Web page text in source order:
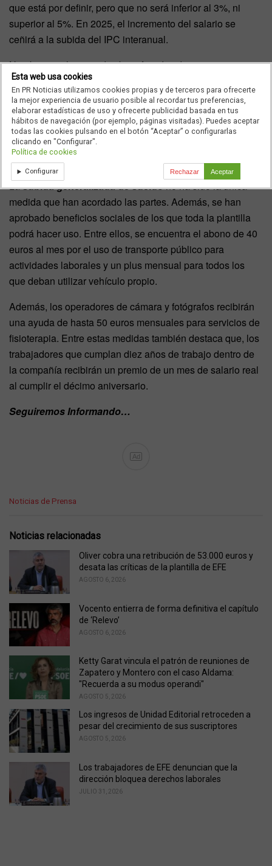
que está por definir, pero que no será inferior al 3%, ni
superior al 5%. En 2025, el incremento del salario se
ceñirá a la subida del IPC interanual.
No obstante, los grandes beneficiados de este convenio
serán los sueldos más bajos, que superarán ese
porcentaje del 5,7% para solventar que sus sueldos
habían quedadopor debajo del salario mínimo
interprofesional,tras la última revisión del Gobierno.
Beneficios sociales
Lasubida generalizada de sueldono ha sido la única
medida que han acordado las partes. Además, se han
aprobado beneficios sociales de los que toda la plantilla
podrá hacer uso. Entre ellos, se encuentra el abono de 40
euros al mes por el uso de transporte público para
actividades laborales y un plus mensual para todos los
que deban utilizar vehículo propio.
Además, los operadores de cámara y fotógrafos recibirán
una ayuda de hasta 50 euros mensuales para servicios de
fisioterapia. Entre estas medidas también destaca que, los
trabajadores que cumplan diez años de trabajo dentro de
la compañía recibirán un premio de un mes de salario real
al cumplir el décimo aniversario.
Seguiremos Informando…
Ad
C
e
i
e
:
Noticias de Prensa
Noticias relacionadas
Oliver cobra una retribución de 53.000 euros y
desata las críticas de la plantilla de EFE
AGOSTO 6, 2026
Vocento entierra de forma definitiva el capítulo
de ‘Relevo’
AGOSTO 6, 2026
Ketty Garat vincula el patrón de reuniones de
Zapatero y Montero con el caso Aldama:
"Recuerda a su modus operandi"
AGOSTO 5, 2026
Los ingresos de Unidad Editorial retroceden a
pesar del crecimiento de sus suscriptores
AGOSTO 5, 2026
Los trabajadores de EFE denuncian que la
dirección bloquea derechos laborales
JULIO 31, 2026
Esta web usa cookies
En PR Noticias utilizamos cookies propias y de terceros para ofrecerte
la mejor experiencia de usuario posible al recordar tus preferencias,
elaborar estadísticas de uso y ofrecerte publicidad basada en tus
hábitos de navegación (por ejemplo, páginas visitadas). Puedes aceptar
todas las cookies pulsando en el botón “Aceptar” o configurarlas
clicando en "Configurar".
Política de cookies
Configurar Rechazar Aceptar